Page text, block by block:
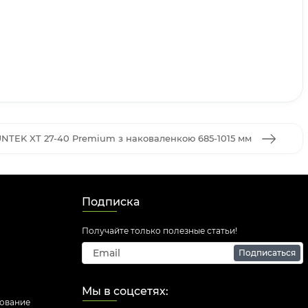
XT 27-40 Premium з наковаленкою 685-1015 мм
Подписка
Получайте только полезные статьи!
Подписаться
Мы в соцсетях: